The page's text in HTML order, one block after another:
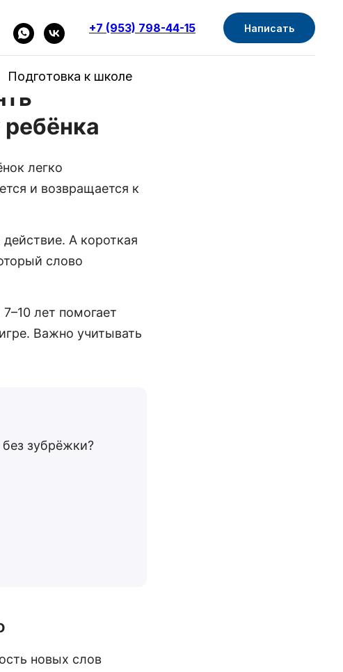
+7 (953) 798-44-15 Написать
Подготовка к школе
легко
и возвращается к
А короткая
слово
лет помогает
Важно учитывать
зубрёжки?
новых слов